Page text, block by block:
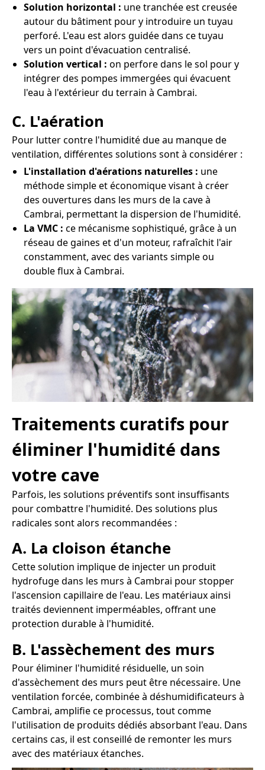
Solution horizontal : une tranchée est creusée
autour du bâtiment pour y introduire un tuyau
perforé. L'eau est alors guidée dans ce tuyau
vers un point d'évacuation centralisé.
Solution vertical : on perfore dans le sol pour y
intégrer des pompes immergées qui évacuent
l'eau à l'extérieur du terrain à Cambrai.
C. L'aération
Pour lutter contre l'humidité due au manque de
ventilation, différentes solutions sont à considérer :
L'installation d'aérations naturelles : une
méthode simple et économique visant à créer
des ouvertures dans les murs de la cave à
Cambrai, permettant la dispersion de l'humidité.
La VMC : ce mécanisme sophistiqué, grâce à un
réseau de gaines et d'un moteur, rafraîchit l'air
constamment, avec des variants simple ou
double flux à Cambrai.
Traitements curatifs pour
éliminer l'humidité dans
votre cave
Parfois, les solutions préventifs sont insuffisants
pour combattre l'humidité. Des solutions plus
radicales sont alors recommandées :
A. La cloison étanche
Cette solution implique de injecter un produit
hydrofuge dans les murs à Cambrai pour stopper
l'ascension capillaire de l'eau. Les matériaux ainsi
traités deviennent imperméables, offrant une
protection durable à l'humidité.
B. L'assèchement des murs
Pour éliminer l'humidité résiduelle, un soin
d'assèchement des murs peut être nécessaire. Une
ventilation forcée, combinée à déshumidificateurs à
Cambrai, amplifie ce processus, tout comme
l'utilisation de produits dédiés absorbant l'eau. Dans
certains cas, il est conseillé de remonter les murs
avec des matériaux étanches.